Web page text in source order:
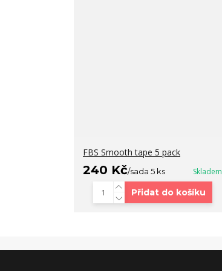
FBS Smooth tape 5 pack
240 Kč/sada 5 ks Skladem
Přidat do košíku